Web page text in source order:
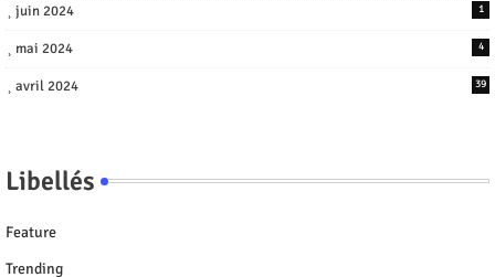
juin 2024 1
mai 2024 4
avril 2024 39
Libellés
Feature
Trending